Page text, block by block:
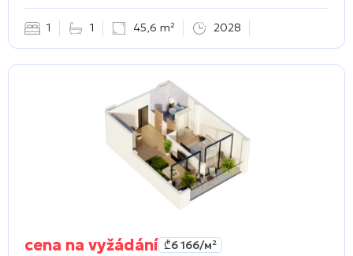
1 1 45,6 m² 2028
cena na vyžádání ₾6 166/м²